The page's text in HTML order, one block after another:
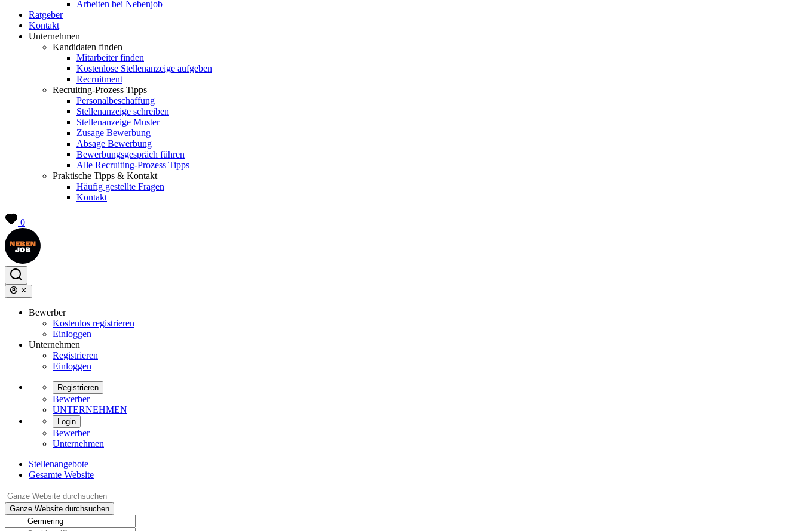
Arbeiten bei Nebenjob
Ratgeber
Kontakt
Unternehmen
Kandidaten finden
Mitarbeiter finden
Kostenlose Stellenanzeige aufgeben
Recruitment
Recruiting-Prozess Tipps
Personalbeschaffung
Stellenanzeige schreiben
Stellenanzeige Muster
Zusage Bewerbung
Absage Bewerbung
Bewerbungsgespräch führen
Alle Recruiting-Prozess Tipps
Praktische Tipps & Kontakt
Häufig gestellte Fragen
Kontakt
0
Bewerber
Kostenlos registrieren
Einloggen
Unternehmen
Registrieren
Einloggen
Registrieren
Bewerber
UNTERNEHMEN
Login
Bewerber
Unternehmen
Stellenangebote
Gesamte Website